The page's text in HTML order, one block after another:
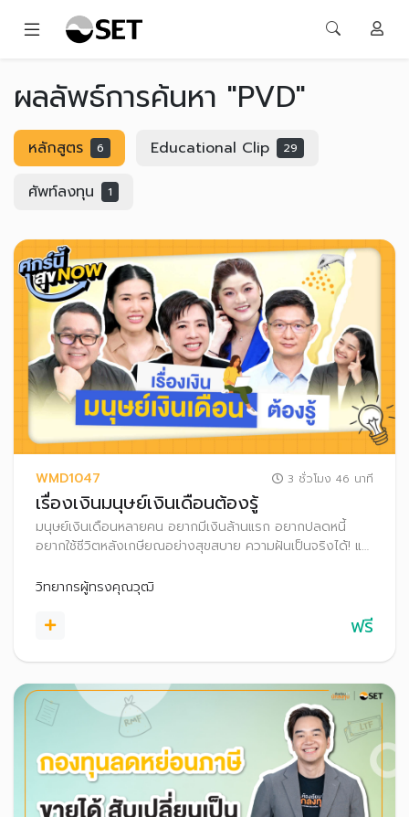
ผลลัพธ์การค้นหา "PVD"
หลักสูตร 6 Educational Clip 29
ศัพท์ลงทุน 1
WMD1047 3 ชั่วโมง 46 นาที
เรื่องเงินมนุษย์เงินเดือนต้องรู้
มนุษย์เงินเดือนหลายคน อยากมีเงินล้านแรก อยากปลดหนี้
อยากใช้ชีวิตหลังเกษียณอย่างสุขสบาย ความฝันเป็นจริงได้! แค่
เลือกใช้สิทธิลดหย่อนภาษี พร้อมพัฒนาทักษะการเงินของตัว
วิทยากรผู้ทรงคุณวุฒิ
ฟรี